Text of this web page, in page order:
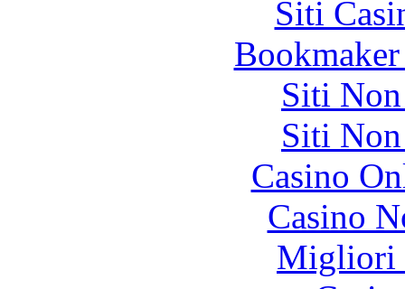
Siti
Siti
Siti
Casino
Casino
Migliori